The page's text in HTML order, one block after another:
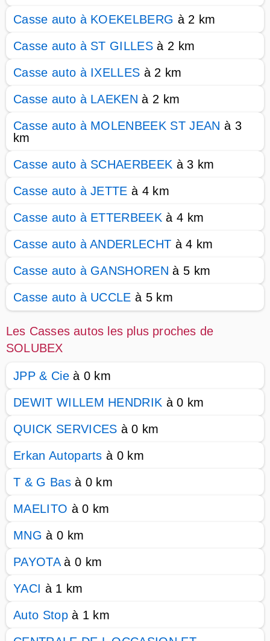
Casse auto à KOEKELBERG à 2 km
Casse auto à ST GILLES à 2 km
Casse auto à IXELLES à 2 km
Casse auto à LAEKEN à 2 km
Casse auto à MOLENBEEK ST JEAN à 3
km
Casse auto à SCHAERBEEK à 3 km
Casse auto à JETTE à 4 km
Casse auto à ETTERBEEK à 4 km
Casse auto à ANDERLECHT à 4 km
Casse auto à GANSHOREN à 5 km
Casse auto à UCCLE à 5 km
Les Casses autos les plus proches de
SOLUBEX
JPP & Cieà 0 km
DEWIT WILLEM HENDRIK à 0 km
QUICK SERVICES à 0 km
Erkan Autoparts à 0 km
T & G Basà 0 km
MAELITO à 0 km
MNG à 0 km
PAYOTAà 0 km
YACI à 1 km
Auto Stopà 1 km